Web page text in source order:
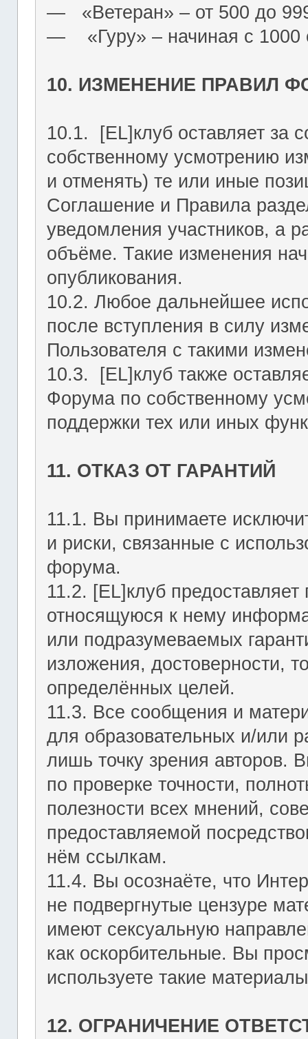
― «Ветеран» – от 500 до
― «Гуру» – начиная с 1000
10. ИЗМЕНЕНИЕ ПРАВИЛ
10.1. [EL]клуб оставляет за
собственному усмотрению
и отменять) те или иные
Соглашение и Правила
уведомления участников, а
объёме. Такие изменения
опубликования.
10.2. Любое дальнейшее
после вступления в силу
Пользователя с такими
10.3. [EL]клуб также
Форума по собственному
поддержки тех или иных
11. ОТКАЗ ОТ ГАРАНТИЙ
11.1. Вы принимаете
и риски, связанные с
форума.
11.2. [EL]клуб
относящуюся к нему
или подразумеваемых
изложения, достоверности,
определённых целей.
11.3. Все сообщения и
для образовательных и/или
лишь точку зрения авторов.
по проверке точности,
полезности всех мнений,
предоставляемой
нём ссылкам.
11.4. Вы осознаёте, что
не подвергнутые цензуре
имеют сексуальную
как оскорбительные. Вы
используете такие
12. ОГРАНИЧЕНИЕ